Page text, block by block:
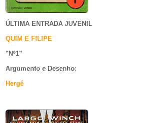
ÚLTIMA ENTRADA JUVENIL
QUIM E FILIPE
"Nº1"
Argumento e Desenho:
Hergé